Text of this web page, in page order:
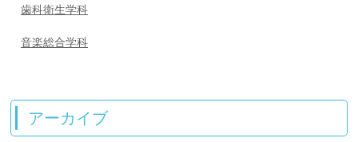
歯科衛生学科
音楽総合学科
アーカイブ